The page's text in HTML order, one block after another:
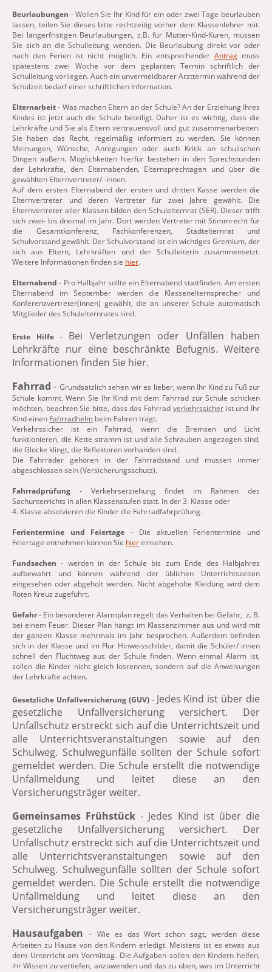
Beurlaubungen - Wollen Sie Ihr Kind für ein oder zwei Tage beurlauben
lassen, teilen Sie dieses bitte rechtzeitig vorher dem Klassenlehrer mit.
Bei längerfristigen Beurlaubungen, z.B. für Mutter-Kind-Kuren, müssen
Sie sich an die Schulleitung wenden. Die Beurlaubung direkt vor oder
nach den Ferien ist nicht möglich. Ein entsprechender Antragmuss
spätestens zwei Woche vor dem geplanten Termin schriftlich der
Schulleitung vorliegen. Auch ein unvermeidbarer Arzttermin während der
Schulzeit bedarf einer schriftlichen Information.
Elternarbeit- Was machen Eltern an der Schule? An der Erziehung Ihres
Kindes ist jetzt auch die Schule beteiligt. Daher ist es wichtig, dass die
Lehrkräfte und Sie als Eltern vertrauensvoll und gut zusammenarbeiten.
Sie haben das Recht, regelmäßig informiert zu werden. Sie können
Meinungen, Wünsche, Anregungen oder auch Kritik an schulischen
Dingen äußern. Möglichkeiten hierfür bestehen in den Sprechstunden
der Lehrkräfte, den Elternabenden, Elternsprechtagen und über die
gewählten Elternvertreter/ -innen.
Auf dem ersten Elternabend der ersten und dritten Kasse werden die
Elternvertreter und deren Vertreter für zwei Jahre gewählt. Die
Elternvertreter aller Klassen bilden den Schulelternrat (SER). Dieser trifft
sich zwei- bis dreimal im Jahr. Dort werden Vertreter mit Stimmrecht für
die Gesamtkonferenz, Fachkonferenzen, Stadtelternrat und
Schulvorstand gewählt. Der Schulvorstand ist ein wichtiges Gremium, der
sich aus Eltern, Lehrkräften und der Schulleiterin zusammensetzt.
Weitere Informationen finden sie hier.
Elternabend- Pro Halbjahr sollte ein Elternabend stattfinden. Am ersten
Elternabend im September werden die Klassenelternsprecher und
Konferenzvertreter(innen) gewählt, die an unserer Schule automatisch
Mitglieder des Schulelternrates sind.
Erste Hilfe - Bei Verletzungen oder Unfällen haben
Lehrkräfte nur eine beschränkte Befugnis. Weitere
Informationen finden Sie hier.
Fahrrad- Grundsätzlich sehen wir es lieber, wenn Ihr Kind zu Fuß zur
Schule kommt. Wenn Sie Ihr Kind mit dem Fahrrad zur Schule schicken
möchten, beachten Sie bitte, dass das Fahrrad verkehrssicherist und Ihr
Kind einen Fahrradhelm beim Fahren trägt.
Verkehrssicher ist ein Fahrrad, wenn die Bremsen und Licht
funktionieren, die Kette stramm ist und alle Schrauben angezogen sind,
die Glocke klingt, die Reflektoren vorhanden sind.
Die Fahrräder gehören in der Fahrradstand und müssen immer
abgeschlossen sein (Versicherungsschutz).
Fahrradprüfung - Verkehrserziehung findet im Rahmen des
Sachunterrichts in allen Klassenstufen statt. In der 3. Klasse oder
4. Klasse absolvieren die Kinder die Fahrradfahrprüfung.
Ferientermine und Feiertage - Die aktuellen Ferientermine und
Feiertage entnehmen können Sie hiereinsehen.
Fundsachen- werden in der Schule bis zum Ende des Halbjahres
aufbewahrt und können während der üblichen Unterrichtszeiten
eingesehen oder abgeholt werden. Nicht abgeholte Kleidung wird dem
Roten Kreuz zugeführt.
Gefahr- Ein besonderer Alarmplan regelt das Verhalten bei Gefahr, z. B.
bei einem Feuer. Dieser Plan hängt im Klassenzimmer aus und wird mit
der ganzen Klasse mehrmals im Jahr besprochen. Außerdem befinden
sich in der Klasse und im Flur Hinweisschilder, damit die Schüler/ innen
schnell den Fluchtweg aus der Schule finden. Wenn einmal Alarm ist,
sollen die Kinder nicht gleich losrennen, sondern auf die Anweisungen
der Lehrkräfte achten.
Gesetzliche Unfallversicherung (GUV) - Jedes Kind ist über die
gesetzliche Unfallversicherung versichert. Der
Unfallschutz erstreckt sich auf die Unterrichtszeit und
alle Unterrichtsveranstaltungen sowie auf den
Schulweg. Schulwegunfälle sollten der Schule sofort
gemeldet werden. Die Schule erstellt die notwendige
Unfallmeldung und leitet diese an den
Versicherungsträger weiter.
Gemeinsames Frühstück - Jedes Kind ist über die
gesetzliche Unfallversicherung versichert. Der
Unfallschutz erstreckt sich auf die Unterrichtszeit und
alle Unterrichtsveranstaltungen sowie auf den
Schulweg. Schulwegunfälle sollten der Schule sofort
gemeldet werden. Die Schule erstellt die notwendige
Unfallmeldung und leitet diese an den
Versicherungsträger weiter.
Hausaufgaben - Wie es das Wort schon sagt, werden diese
Arbeiten zu Hause von den Kindern erledigt. Meistens ist es etwas aus
dem Unterricht am Vormittag. Die Aufgaben sollen den Kindern helfen,
ihr Wissen zu vertiefen, anzuwenden und das zu üben, was im Unterricht